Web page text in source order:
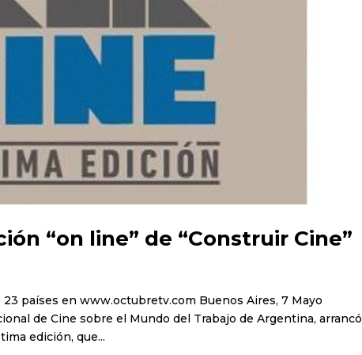
“on line” de “Construir Cine”
países en www.octubretv.com Buenos Aires, 7 Mayo
de Cine sobre el Mundo del Trabajo de Argentina, arrancó
edición, que...